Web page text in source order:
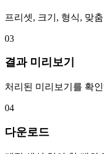
프리셋, 크기, 형식, 맞
03
결과 미리보기
처리된 미리보기를 확
04
다운로드